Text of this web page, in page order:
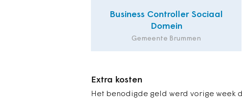
Business Controller Sociaal
Domein
Gemeente Brummen
Extra kosten
Het benodigde geld werd vorige week